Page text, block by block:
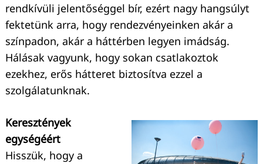
rendkívüli jelentőséggel bír, ezért nagy hangsúlyt
fektetünk arra, hogy rendezvényeinken akár a
színpadon, akár a háttérben legyen imádság.
Hálásak vagyunk, hogy sokan csatlakoztok
ezekhez, erős hátteret biztosítva ezzel a
szolgálatunknak.
Keresztények
egységéért
Hisszük, hogy a